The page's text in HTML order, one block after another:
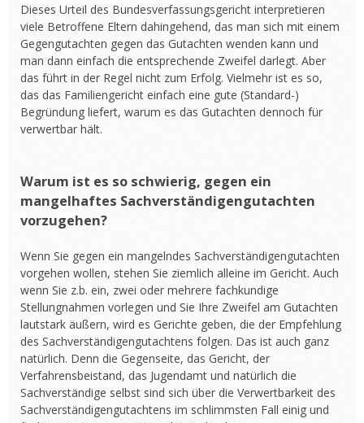
Dieses Urteil des Bundesverfassungsgericht interpretieren
viele Betroffene Eltern dahingehend, das man sich mit einem
Gegengutachten gegen das Gutachten wenden kann und
man dann einfach die entsprechende Zweifel darlegt. Aber
das führt in der Regel nicht zum Erfolg. Vielmehr ist es so,
das das Familiengericht einfach eine gute (Standard-)
Begründung liefert, warum es das Gutachten dennoch für
verwertbar hält.
Warum ist es so schwierig, gegen ein
mangelhaftes Sachverständigengutachten
vorzugehen?
Wenn Sie gegen ein mangelndes Sachverständigengutachten
vorgehen wollen, stehen Sie ziemlich alleine im Gericht. Auch
wenn Sie z.b. ein, zwei oder mehrere fachkundige
Stellungnahmen vorlegen und Sie Ihre Zweifel am Gutachten
lautstark äußern, wird es Gerichte geben, die der Empfehlung
des Sachverständigengutachtens folgen. Das ist auch ganz
natürlich. Denn die Gegenseite, das Gericht, der
Verfahrensbeistand, das Jugendamt und natürlich die
Sachverständige selbst sind sich über die Verwertbarkeit des
Sachverständigengutachtens im schlimmsten Fall einig und